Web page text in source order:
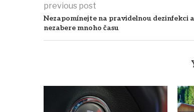
previous post
Nezapomínejte na pravidelnou dezinfekci
nezabere mnoho času